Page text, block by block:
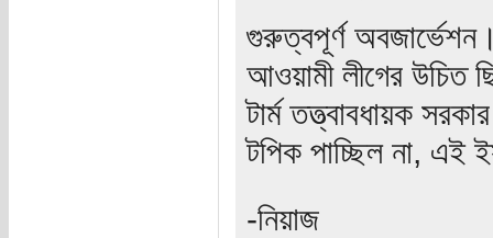
গুরুত্বপূর্ণ
আওয়ামী লীগের উচিত
টার্ম তত্ত্বাবধায়ক
টপিক পাচ্ছিল না, এই
-নিয়াজ